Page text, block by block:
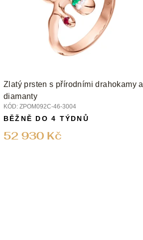
Zlatý prsten s přírodními drahokamy a
diamanty
KÓD: ZPOM092C-46-3004
52 930 Kč
BĚŽNĚ DO 4 TÝDNŮ